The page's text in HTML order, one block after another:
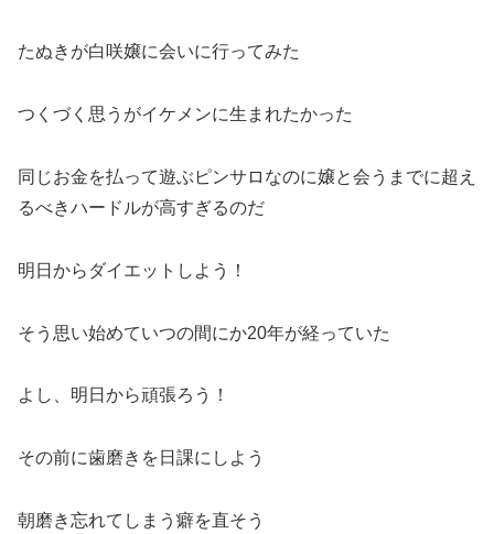
たぬきが白咲嬢に会いに行ってみた
つくづく思うがイケメンに生まれたかった
同じお金を払って遊ぶピンサロなのに嬢と会うまでに超え
るべきハードルが高すぎるのだ
明日からダイエットしよう！
そう思い始めていつの間にか20年が経っていた
よし、明日から頑張ろう！
その前に歯磨きを日課にしよう
朝磨き忘れてしまう癖を直そう